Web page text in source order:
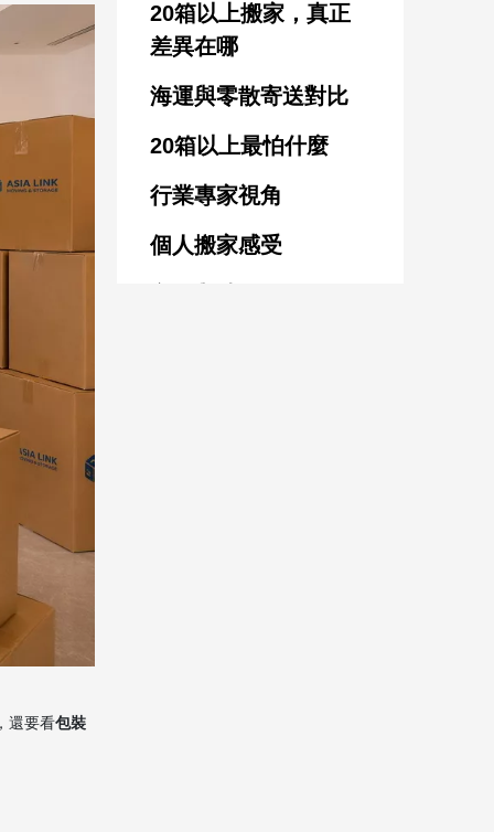
還要看包裝
20箱以上搬家，真正
差異在哪
海運與零散寄送對比
20箱以上最怕什麼
行業專家視角
個人搬家感受